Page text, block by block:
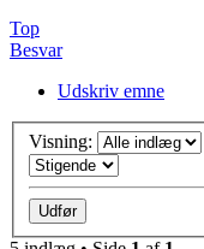
Top
Besvar
Udskriv emne
Visning: